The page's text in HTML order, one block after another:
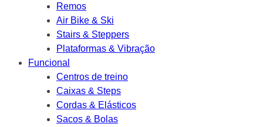
Remos
Air Bike & Ski
Stairs & Steppers
Plataformas & Vibração
Funcional
Centros de treino
Caixas & Steps
Cordas & Elásticos
Sacos & Bolas